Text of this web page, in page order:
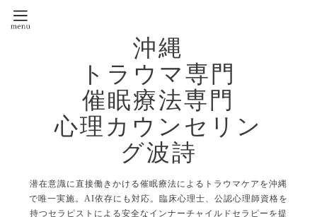
沖縄
トラウマ専門
催眠療法専門
心理カウンセリン
グ波詩
潜在意識に直接働きかける催眠療法によるトラウマケアを沖縄
で唯一実施。AI依存にも対応。臨床心理士、公認心理師資格を
持つセラピストによる安全なインナーチャイルドセラピーを提